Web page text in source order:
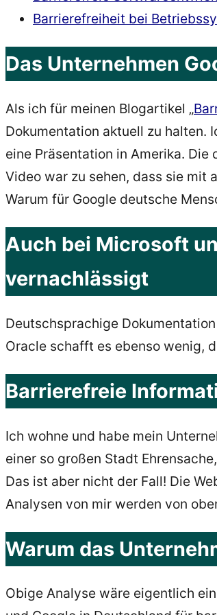
Barrierefreiheit bei
Das Unternehmen
Als ich für meinen Blogartikel „
Dokumentation aktuell zu halten.
eine Präsentation in Amerika.
Video war zu sehen, dass sie mit
Warum für Google deutsche
Auch bei Microsoft
vernachlässigt
Deutschsprachige
Oracle schafft es ebenso wenig,
Barrierefreie
Ich wohne und habe mein
einer so großen Stadt
Das ist aber nicht der Fall! Die
Analysen von mir werden von
Warum das
Obige Analyse wäre eigentlich